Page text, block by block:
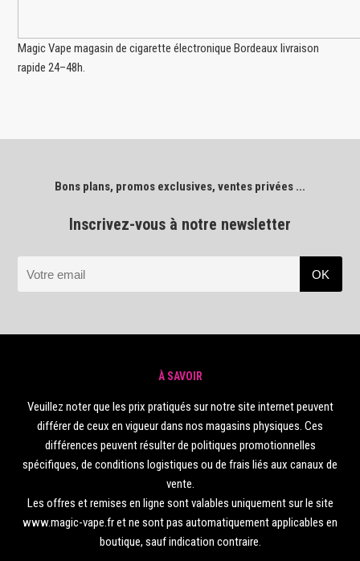
Magic Vape magasin de cigarette électronique Bordeaux livraison
rapide 24–48h.
Bons plans, promos exclusives, ventes privées ...
Inscrivez-vous à notre newsletter
À SAVOIR
Veuillez noter que les prix pratiqués sur notre site internet peuvent
différer de ceux en vigueur dans nos magasins physiques. Ces
différences peuvent résulter de politiques promotionnelles
spécifiques, de conditions logistiques ou de frais liés aux canaux de
vente.
Les offres et remises en ligne sont valables uniquement sur le site
www.magic-vape.fr et ne sont pas automatiquement applicables en
boutique, sauf indication contraire.